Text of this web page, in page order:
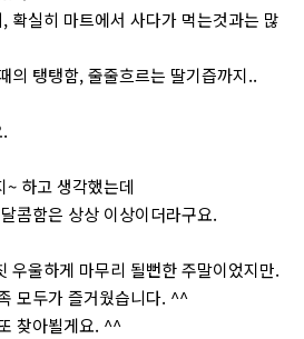
확실히 마트에서 사다가 먹는것과는 많
의 탱탱함, 줄줄흐르는 딸기즙까지..
~ 하고 생각했는데
콤함은 상상 이상이더라구요.
우울하게 마무리 될뻔한 주말이었지만.
모두가 즐거웠습니다. ^^
찾아뵐게요. ^^